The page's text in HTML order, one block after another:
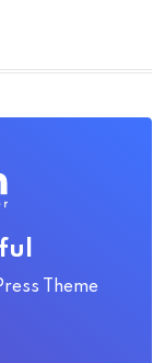
Theme